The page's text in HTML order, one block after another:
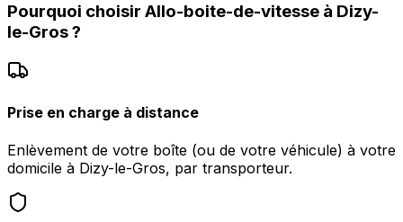
Pourquoi choisir Allo-boite-de-vitesse à Dizy-
le-Gros?
Prise en charge à distance
Enlèvement de votre boîte (ou de votre véhicule) à votre
domicile à Dizy-le-Gros, par transporteur.